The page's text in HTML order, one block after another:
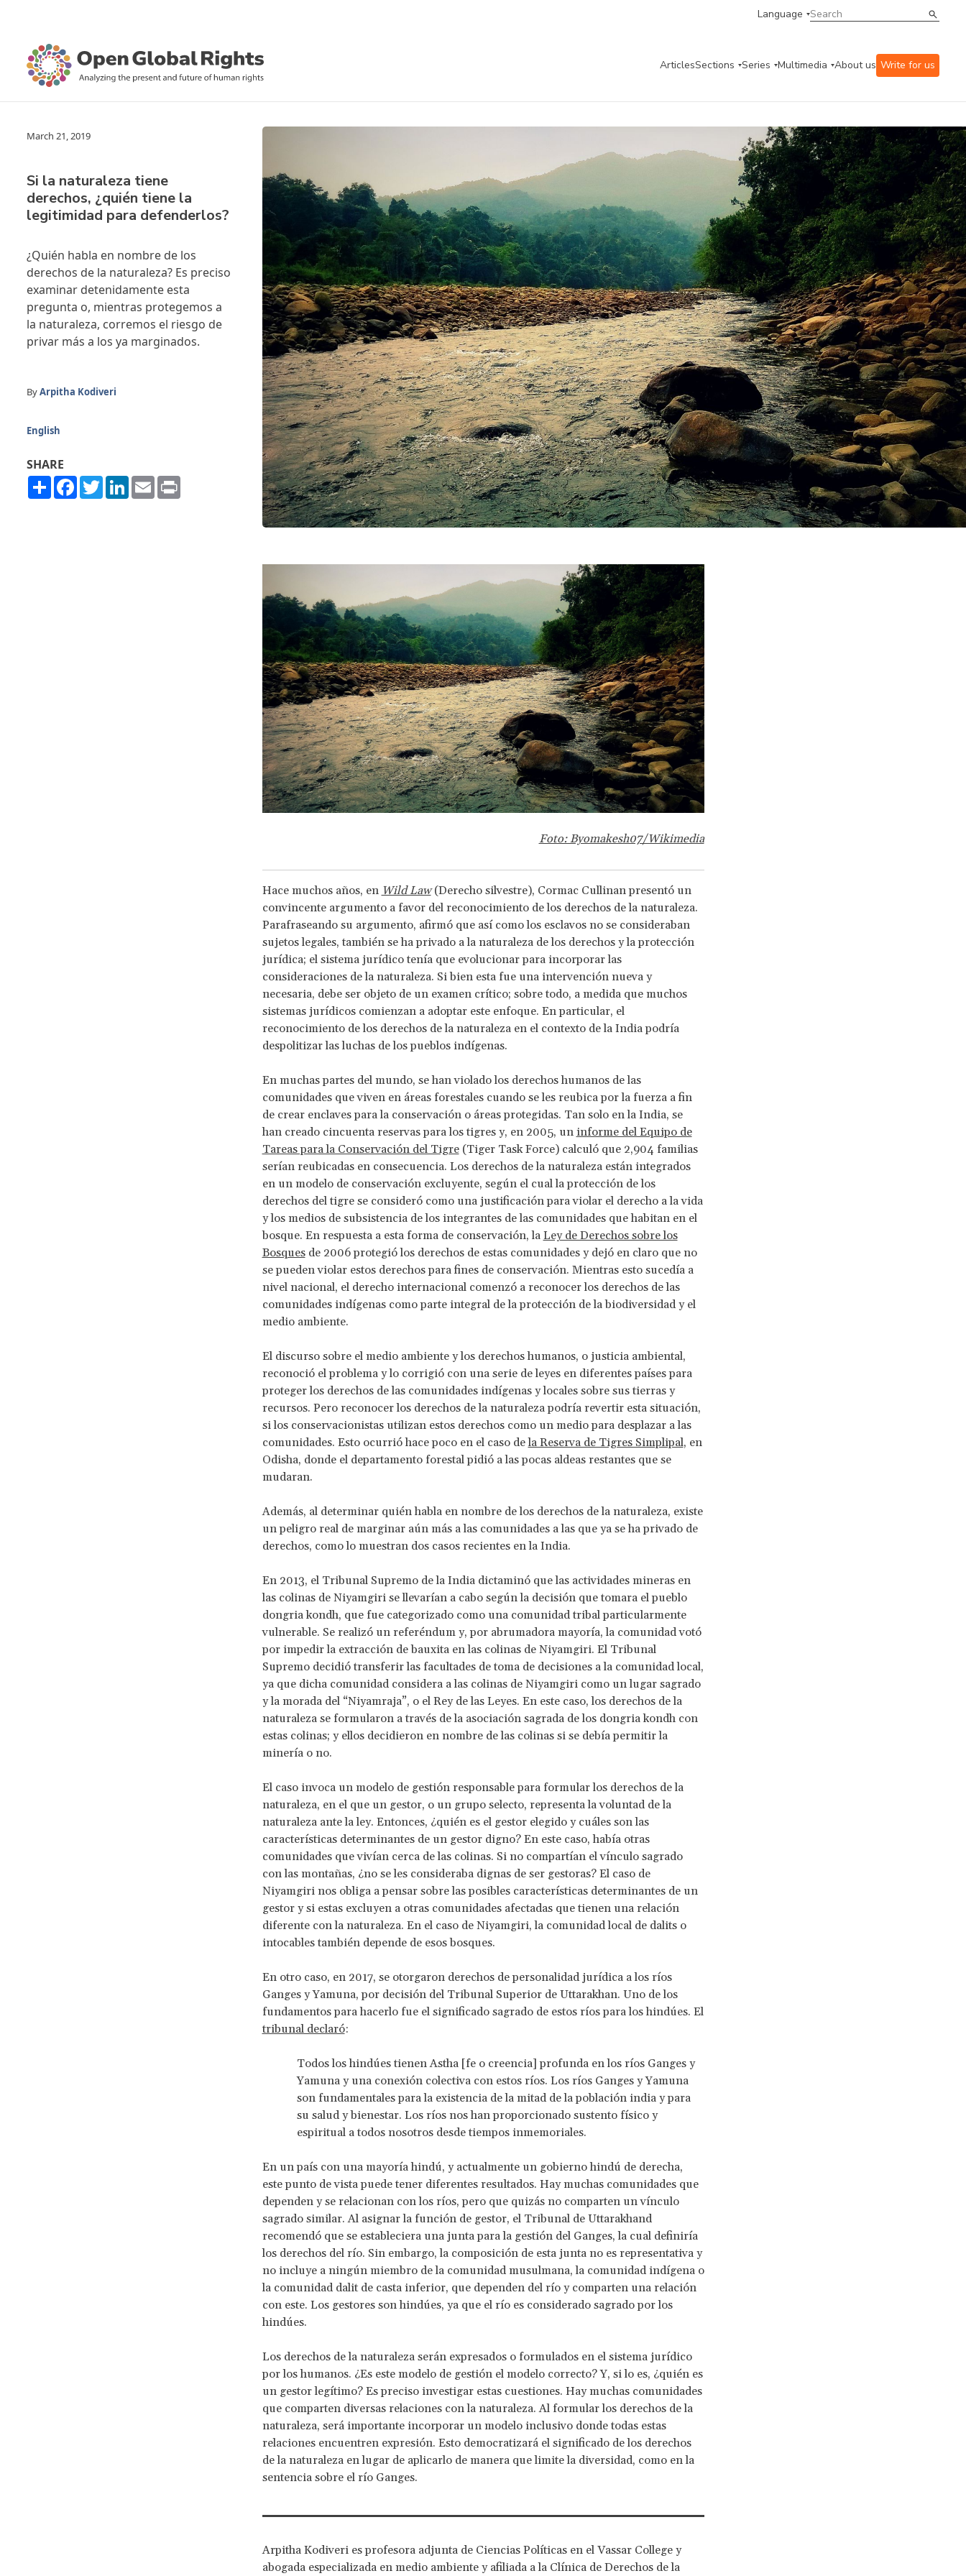
Language
ArticlesSections Series Multimedia About us Write for us
March 21, 2019
Si la naturaleza tiene
derechos, ¿quién tiene la
legitimidad para defenderlos?
¿Quién habla en nombre de los
derechos de la naturaleza? Es preciso
examinar detenidamente esta
pregunta o, mientras protegemos a
la naturaleza, corremos el riesgo de
privar más a los ya marginados.
ByArpitha Kodiveri
English
SHARE
ShareFacebook
TwitterLinkedIn
Email
Foto: Byomakesh07/Wikimedia
Hace muchos años, en Wild Law(Derecho silvestre), Cormac Cullinan presentó un
convincente argumento a favor del reconocimiento de los derechos de la naturaleza.
Parafraseando su argumento, afirmó que así como los esclavos no se consideraban
sujetos legales, también se ha privado a la naturaleza de los derechos y la protección
jurídica; el sistema jurídico tenía que evolucionar para incorporar las
consideraciones de la naturaleza. Si bien esta fue una intervención nueva y
necesaria, debe ser objeto de un examen crítico; sobre todo, a medida que muchos
sistemas jurídicos comienzan a adoptar este enfoque. En particular, el
reconocimiento de los derechos de la naturaleza en el contexto de la India podría
despolitizar las luchas de los pueblos indígenas.
En muchas partes del mundo, se han violado los derechos humanos de las
comunidades que viven en áreas forestales cuando se les reubica por la fuerza a fin
de crear enclaves para la conservación o áreas protegidas. Tan solo en la India, se
han creado cincuenta reservas para los tigres y, en 2005, un informe del Equipo de
Tareas para la Conservación del Tigre(Tiger Task Force) calculó que 2,904 familias
serían reubicadas en consecuencia. Los derechos de la naturaleza están integrados
en un modelo de conservación excluyente, según el cual la protección de los
derechos del tigre se consideró como una justificación para violar el derecho a la vida
y los medios de subsistencia de los integrantes de las comunidades que habitan en el
bosque. En respuesta a esta forma de conservación, la Ley de Derechos sobre los
Bosquesde 2006 protegió los derechos de estas comunidades y dejó en claro que no
se pueden violar estos derechos para fines de conservación. Mientras esto sucedía a
nivel nacional, el derecho internacional comenzó a reconocer los derechos de las
comunidades indígenas como parte integral de la protección de la biodiversidad y el
medio ambiente.
El discurso sobre el medio ambiente y los derechos humanos, o justicia ambiental,
reconoció el problema y lo corrigió con una serie de leyes en diferentes países para
proteger los derechos de las comunidades indígenas y locales sobre sus tierras y
recursos. Pero reconocer los derechos de la naturaleza podría revertir esta situación,
si los conservacionistas utilizan estos derechos como un medio para desplazar a las
comunidades. Esto ocurrió hace poco en el caso dela Reserva de Tigres Simplipal, en
Odisha, donde el departamento forestal pidió a las pocas aldeas restantes que se
mudaran.
Además, al determinar quién habla en nombre de los derechos de la naturaleza, existe
un peligro real de marginar aún más a las comunidades a las que ya se ha privado de
derechos, como lo muestran dos casos recientes en la India.
En 2013, el Tribunal Supremo de la India dictaminó que las actividades mineras en
las colinas de Niyamgiri se llevarían a cabo según la decisión que tomara el pueblo
dongria kondh, que fue categorizado como una comunidad tribal particularmente
vulnerable. Se realizó un referéndum y, por abrumadora mayoría, la comunidad votó
por impedir la extracción de bauxita en las colinas de Niyamgiri. El Tribunal
Supremo decidió transferir las facultades de toma de decisiones a la comunidad local,
ya que dicha comunidad considera a las colinas de Niyamgiri como un lugar sagrado
y la morada del “Niyamraja”, o el Rey de las Leyes. En este caso, los derechos de la
naturaleza se formularon a través de la asociación sagrada de los dongria kondh con
estas colinas; y ellos decidieron en nombre de las colinas si se debía permitir la
minería o no.
El caso invoca un modelo de gestión responsable para formular los derechos de la
naturaleza, en el que un gestor, o un grupo selecto, representa la voluntad de la
naturaleza ante la ley. Entonces, ¿quién es el gestor elegido y cuáles son las
características determinantes de un gestor digno? En este caso, había otras
comunidades que vivían cerca de las colinas. Si no compartían el vínculo sagrado
con las montañas, ¿no se les consideraba dignas de ser gestoras? El caso de
Niyamgiri nos obliga a pensar sobre las posibles características determinantes de un
gestor y si estas excluyen a otras comunidades afectadas que tienen una relación
diferente con la naturaleza. En el caso de Niyamgiri, la comunidad local de dalits o
intocables también depende de esos bosques.
En otro caso, en 2017, se otorgaron derechos de personalidad jurídica a los ríos
Ganges y Yamuna, por decisión del Tribunal Superior de Uttarakhan. Uno de los
fundamentos para hacerlo fue el significado sagrado de estos ríos para los hindúes. El
tribunal declaró:
Todos los hindúes tienen Astha [fe o creencia] profunda en los ríos Ganges y
Yamuna y una conexión colectiva con estos ríos. Los ríos Ganges y Yamuna
son fundamentales para la existencia de la mitad de la población india y para
su salud y bienestar. Los ríos nos han proporcionado sustento físico y
espiritual a todos nosotros desde tiempos inmemoriales.
En un país con una mayoría hindú, y actualmente un gobierno hindú de derecha,
este punto de vista puede tener diferentes resultados. Hay muchas comunidades que
dependen y se relacionan con los ríos, pero que quizás no comparten un vínculo
sagrado similar. Al asignar la función de gestor, el Tribunal de Uttarakhand
recomendó que se estableciera una junta para la gestión del Ganges, la cual definiría
los derechos del río. Sin embargo, la composición de esta junta no es representativa y
no incluye a ningún miembro de la comunidad musulmana, la comunidad indígena o
la comunidad dalit de casta inferior, que dependen del río y comparten una relación
con este. Los gestores son hindúes, ya que el río es considerado sagrado por los
hindúes.
Los derechos de la naturaleza serán expresados o formulados en el sistema jurídico
por los humanos. ¿Es este modelo de gestión el modelo correcto? Y, si lo es, ¿quién es
un gestor legítimo? Es preciso investigar estas cuestiones. Hay muchas comunidades
que comparten diversas relaciones con la naturaleza. Al formular los derechos de la
naturaleza, será importante incorporar un modelo inclusivo donde todas estas
relaciones encuentren expresión. Esto democratizará el significado de los derechos
de la naturaleza en lugar de aplicarlo de manera que limite la diversidad, como en la
sentencia sobre el río Ganges.
Arpitha Kodiveri es profesora adjunta de Ciencias Políticas en el Vassar College y
abogada especializada en medio ambiente y afiliada a la Clínica de Derechos de la